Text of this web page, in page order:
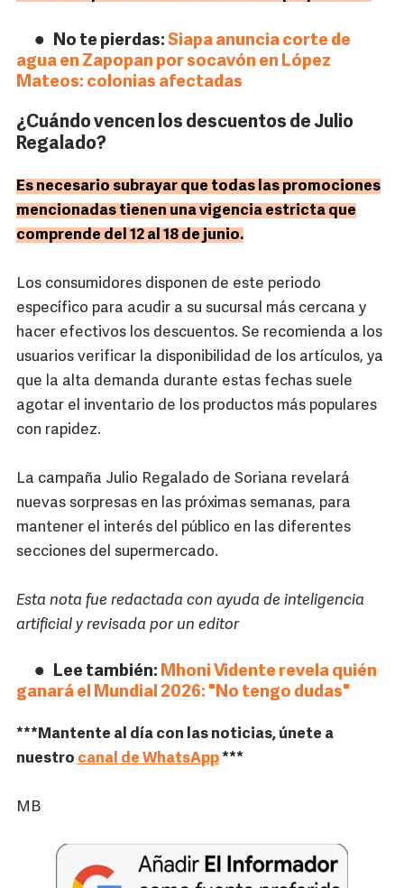
No te pierdas: Siapa anuncia corte de
agua en Zapopan por socavón en López
Mateos: colonias afectadas
¿Cuándo vencen los descuentos de Julio
Regalado?
Es necesario subrayar que todas las promociones
mencionadas tienen una vigencia estricta que
comprende del 12 al 18 de junio.
Los consumidores disponen de este periodo
específico para acudir a su sucursal más cercana y
hacer efectivos los descuentos. Se recomienda a los
usuarios verificar la disponibilidad de los artículos, ya
que la alta demanda durante estas fechas suele
agotar el inventario de los productos más populares
con rapidez.
La campaña Julio Regalado de Soriana revelará
nuevas sorpresas en las próximas semanas, para
mantener el interés del público en las diferentes
secciones del supermercado.
Esta nota fue redactada con ayuda de inteligencia
artificial y revisada por un editor
Lee también: Mhoni Vidente revela quién
ganará el Mundial 2026: "No tengo dudas"
***Mantente al día con las noticias, únete a
nuestro canal de WhatsApp***
MB